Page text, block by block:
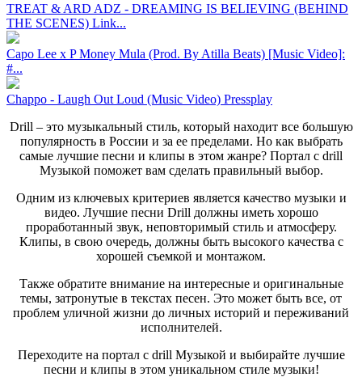
TREAT & ARD ADZ - DREAMING IS BELIEVING (BEHIND
THE SCENES) Link...
Capo Lee x P Money Mula (Prod. By Atilla Beats) [Music Video]:
#...
Chappo - Laugh Out Loud (Music Video) Pressplay
Drill – это музыкальный стиль, который находит все большую
популярность в России и за ее пределами. Но как выбрать
самые лучшие песни и клипы в этом жанре? Портал с drill
Музыкой поможет вам сделать правильный выбор.
Одним из ключевых критериев является качество музыки и
видео. Лучшие песни Drill должны иметь хорошо
проработанный звук, неповторимый стиль и атмосферу.
Клипы, в свою очередь, должны быть высокого качества с
хорошей съемкой и монтажом.
Также обратите внимание на интересные и оригинальные
темы, затронутые в текстах песен. Это может быть все, от
проблем уличной жизни до личных историй и переживаний
исполнителей.
Переходите на портал с drill Музыкой и выбирайте лучшие
песни и клипы в этом уникальном стиле музыки!